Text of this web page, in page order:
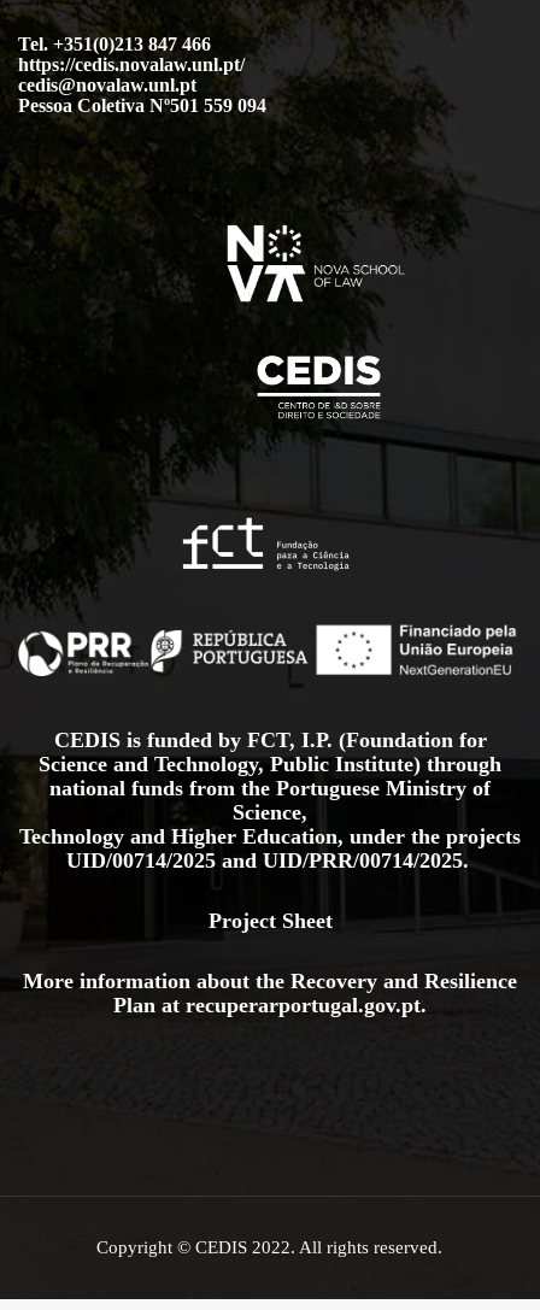
Tel. +351(0)213 847 466
https://cedis.novalaw.unl.pt/
cedis@novalaw.unl.pt
Pessoa Coletiva Nº501 559 094
CEDIS is funded by FCT, I.P. (Foundation for
Science and Technology, Public Institute) through
national funds from the Portuguese Ministry of
Science,
Technology and Higher Education, under the projects
UID/00714/2025 and UID/PRR/00714/2025.
Project Sheet
More information about the Recovery and Resilience
Plan at recuperarportugal.gov.pt.
Copyright © CEDIS 2022. All rights reserved.